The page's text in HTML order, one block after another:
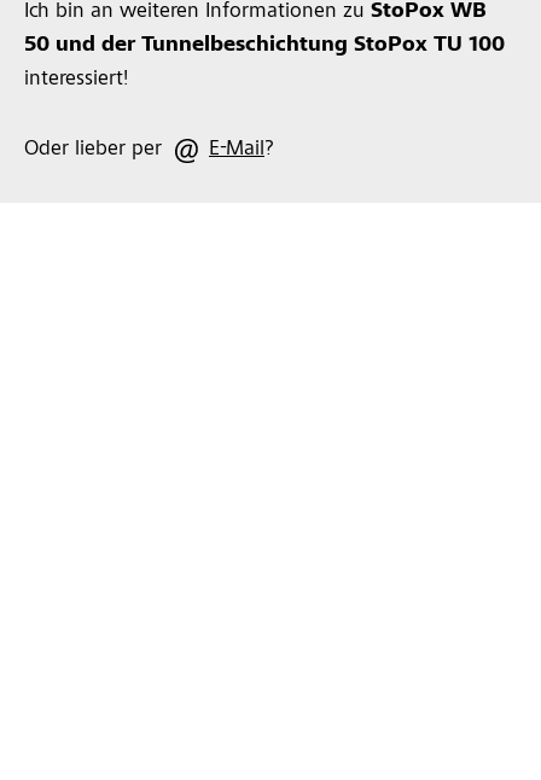
Ich bin an weiteren Informationen zu StoPox WB
50 und der Tunnelbeschichtung StoPox TU 100
interessiert!
Oder lieber per E-Mail?